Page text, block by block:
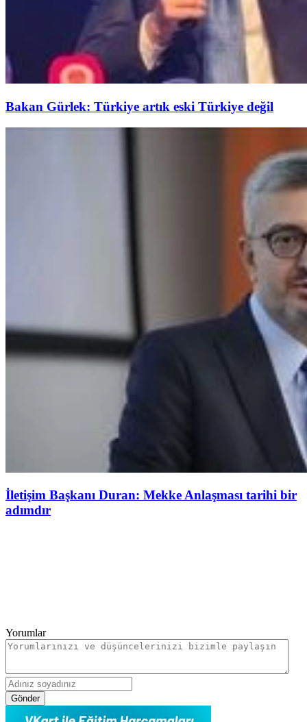
Bakan Gürlek: Türkiye artık eski Türkiye değil
İletişim Başkanı Duran: Mekke Anlaşması tarihi bir
adımdır
Yorumlar
Gönder